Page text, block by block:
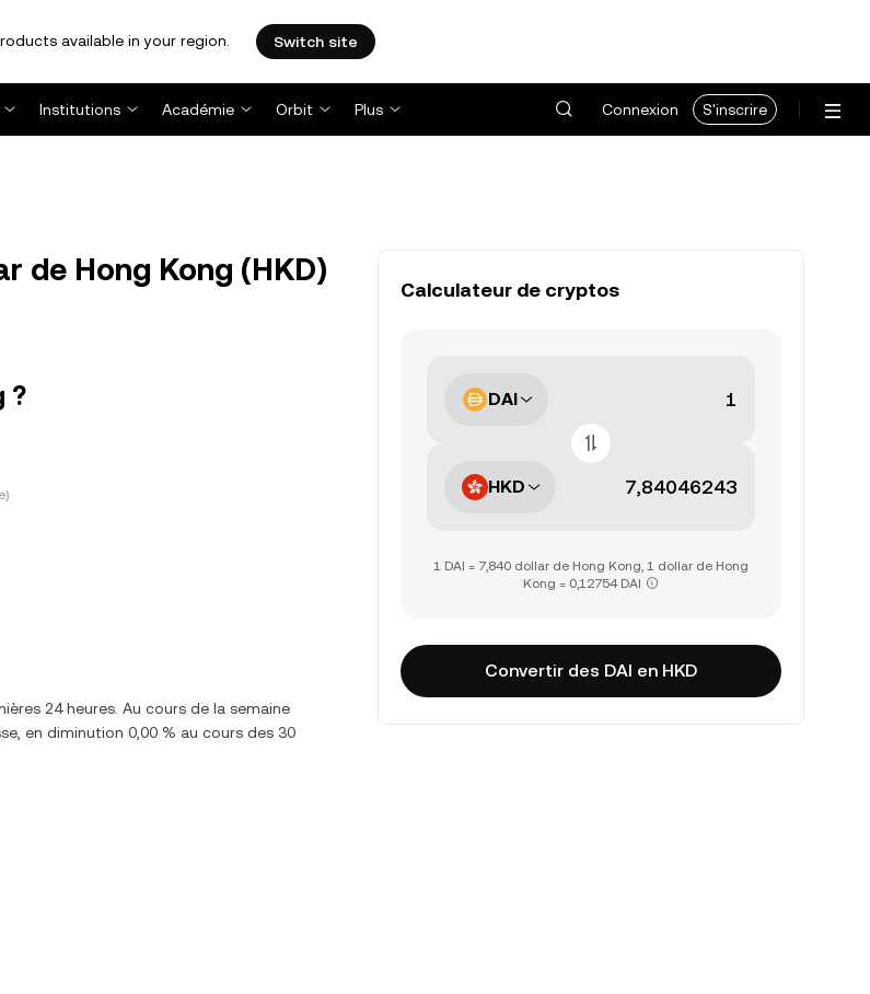
available in your region. Switch site
Institutions Académie Orbit Plus Connexion S'inscrire
de Hong Kong (HKD)
?
24 heures. Au cours de la semaine
en diminution 0,00 % au cours des 30
Calculateur de cryptos
DAI
HKD
1 DAI = 7,840 dollar de Hong Kong, 1 dollar de Hong
Kong = 0,12754 DAI
Convertir des DAI en HKD